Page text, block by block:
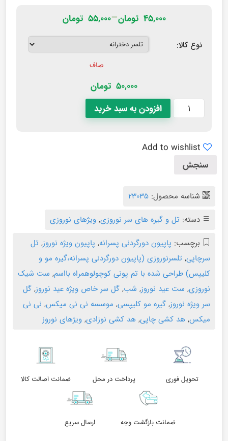
۴۵,۰۰۰ تومان–۵۵,۰۰۰ تومان
نوع کالا:
صاف
50,000 تومان
افزودن به سبد خرید
Add to wishlist
سنجش
شناسه محصول: 23035
دسته: تل و گیره های سر نوروزی, ویژهای نوروزی
برچسب: پاپیون دورگردنی پسرانه, پاپیون ویژه نوروز, تل
سرچاپی, تلسرنوروزی (پاپیون دورگردنی پسرانه،گیره مو و
کلیپس) طراحی شده با تم پونی کوچولوهمراه بااسم, ست شیک
نوروزی, ست عید نوروز, شب, گل سر خاص ویژه عید نوروز, گل
سر ویژه نوروز, گیره مو کلیپسی, موسسه نی نی میکس, نی نی
میکس, هد کشی چاپی, هد کشی نوزادی, ویژهای نوروز
تحویل فوری پرداخت در محل ضمانت اصالت کالا
ضمانت بازگشت وجه ارسال سریع